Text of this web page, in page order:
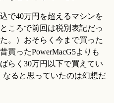
で40万円を超えるマシンを
ころで前回は税別表記だっ
。）おそらく今まで買った
買ったPowerMacG5よりも
らく30万円以下で買えてい
ると思っていたのは幻想だ